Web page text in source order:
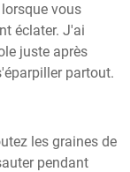
vous
éclater. J'ai
juste après
partout.
les graines de
pendant